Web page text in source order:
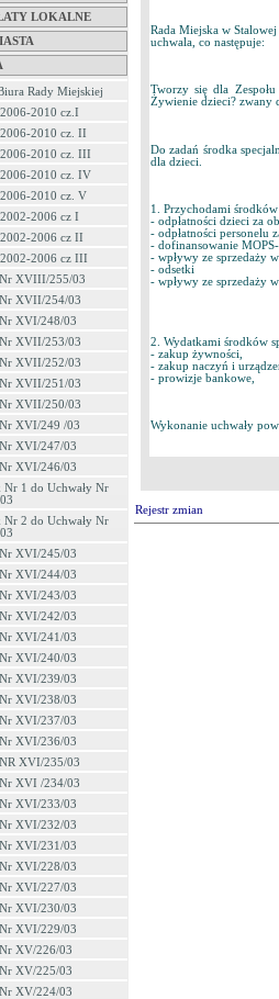
LOKALNE
Rady Miejskiej
2010 cz.I
2010 cz. II
2010 cz. III
2010 cz. IV
2010 cz. V
2006 cz I
2006 cz II
2006 cz III
Nr XVIII/255/03
Nr XVII/254/03
Nr XVI/248/03
Nr XVII/253/03
Nr XVII/252/03
Nr XVII/251/03
Nr XVII/250/03
Nr XVI/249 /03
Nr XVI/247/03
Nr XVI/246/03
Nr 1 do Uchwały Nr
Nr 2 do Uchwały Nr
Nr XVI/245/03
Nr XVI/244/03
Nr XVI/243/03
Nr XVI/242/03
Nr XVI/241/03
Nr XVI/240/03
Nr XVI/239/03
Nr XVI/238/03
Nr XVI/237/03
Nr XVI/236/03
NR XVI/235/03
Nr XVI /234/03
Nr XVI/233/03
Nr XVI/232/03
Nr XVI/231/03
Nr XVI/228/03
Nr XVI/227/03
Nr XVI/230/03
Nr XVI/229/03
Nr XV/226/03
Nr XV/225/03
Nr XV/224/03
Rada Miejska w
uchwala, co następuje:
Tworzy się dla
Żywienie dzieci? zwany
Do zadań środka
dla dzieci.
1. Przychodami
- odpłatności dzieci za
- odpłatności personelu
- dofinansowanie
- wpływy ze sprzedaży
- odsetki
- wpływy ze sprzedaży
2. Wydatkami środków
- zakup żywności,
- zakup naczyń i
- prowizje bankowe,
Wykonanie uchwały
Rejestr zmian